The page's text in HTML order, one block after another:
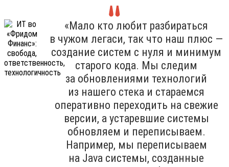
«Мало кто любит разбираться
в чужом легаси, так что наш плюс —
создание систем с нуля и минимум
старого кода. Мы следим
за обновлениями технологий
из нашего стека и стараемся
оперативно переходить на свежие
версии, а устаревшие системы
обновляем и переписываем.
Например, мы переписываем
на Java системы, созданные